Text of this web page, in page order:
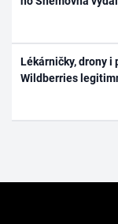
Lékárničky, drony
Wildberries